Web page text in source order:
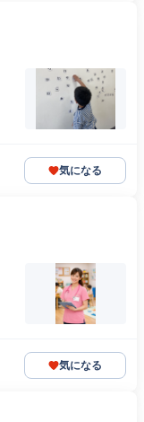
気になる
気になる